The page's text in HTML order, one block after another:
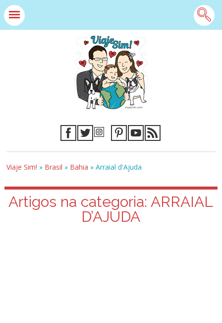
Viaje Sim! » Brasil » Bahia »Arraial d'Ajuda
Artigos na categoria: ARRAIAL
D’AJUDA